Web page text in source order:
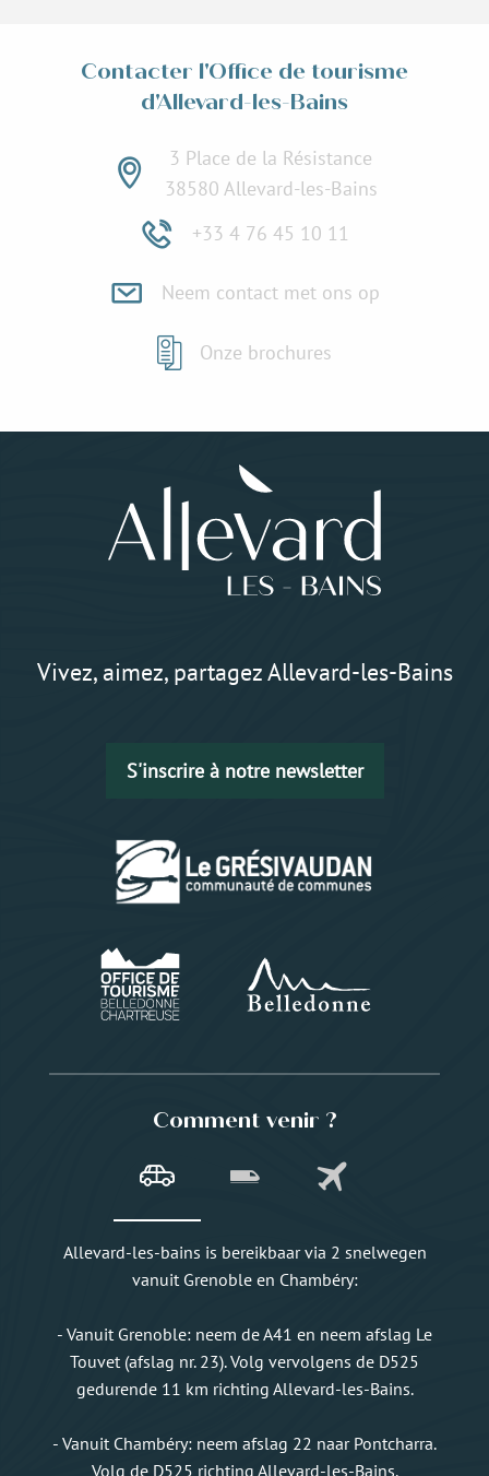
Contacter l'Office de tourisme
d'Allevard-les-Bains
3 Place de la Résistance
38580 Allevard-les-Bains
+33 4 76 45 10 11
Neem contact met ons op
Onze brochures
Vivez, aimez, partagez Allevard-les-Bains
S'inscrire à notre newsletter
Comment venir ?
Allevard-les-bains is bereikbaar via 2 snelwegen
vanuit Grenoble en Chambéry:
- Vanuit Grenoble: neem de A41 en neem afslag Le
Touvet (afslag nr. 23). Volg vervolgens de D525
gedurende 11 km richting Allevard-les-Bains.
- Vanuit Chambéry: neem afslag 22 naar Pontcharra.
Volg de D525 richting Allevard-les-Bains.